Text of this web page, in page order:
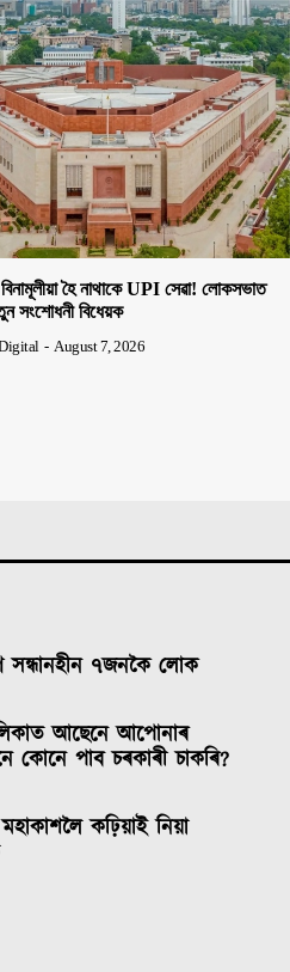
বিনামূলীয়া হৈ নাথাকে UPI সেৱা! লোকসভাত
সংশোধনী বিধেয়ক
- August 7, 2026
সন্ধানহীন ৭জনকৈ লোক
আছেনে আপোনাৰ
কোনে পাব চৰকাৰী চাকৰি?
কঢ়িয়াই নিয়া